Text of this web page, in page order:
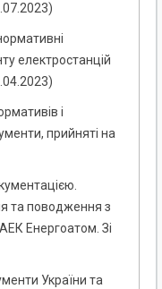
електростанцій
і
прийняті на
та поводження з
Енергоатом. Зі
України та